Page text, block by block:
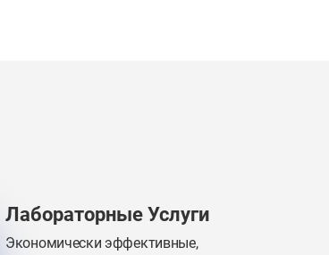
Лабораторные Услуги
Экономически эффективные,